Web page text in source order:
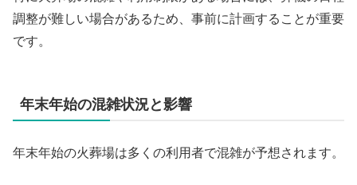
調整が難しい場合があるため、事前に計画することが重要
です。
年末年始の混雑状況と影響
年末年始の火葬場は多くの利用者で混雑が予想されます。